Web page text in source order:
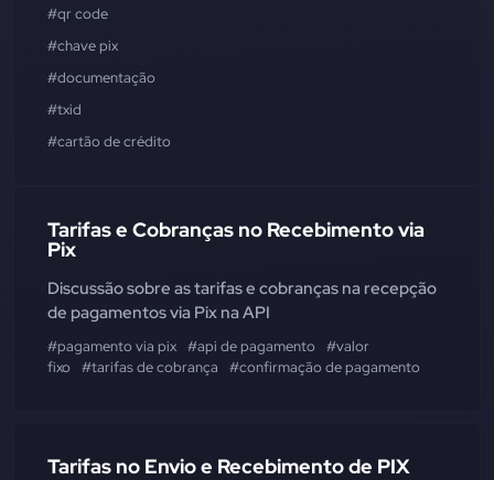
#qr code
#chave pix
#documentação
#txid
#cartão de crédito
Tarifas e Cobranças no Recebimento via
Pix
Discussão sobre as tarifas e cobranças na recepção
de pagamentos via Pix na API
#pagamento via pix #api de pagamento
#valor
fixo
#tarifas de cobrança #confirmação de pagamento
Tarifas no Envio e Recebimento de PIX